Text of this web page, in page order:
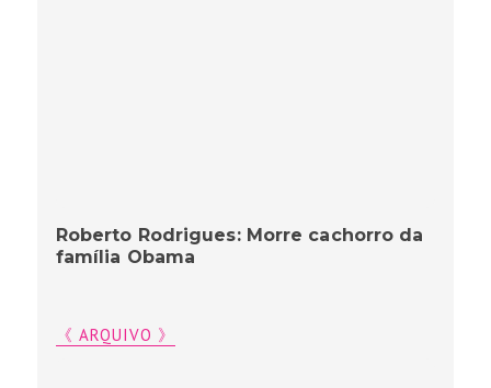
Roberto Rodrigues: Morre cachorro da
família Obama
《 ARQUIVO 》